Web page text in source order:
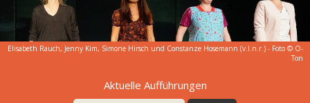
Elisabeth Rauch, Jenny Kim, Simone Hirsch und Constanze Hosemann (v.l.n.r.) - Foto © O-
Ton
Aktuelle Aufführungen